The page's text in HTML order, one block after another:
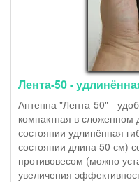
Лента-50 -
Антенна "Лента-50" -
компактная в сложенном
состоянии удлинённая
состоянии длина 50 см)
противовесом (можно
увеличения